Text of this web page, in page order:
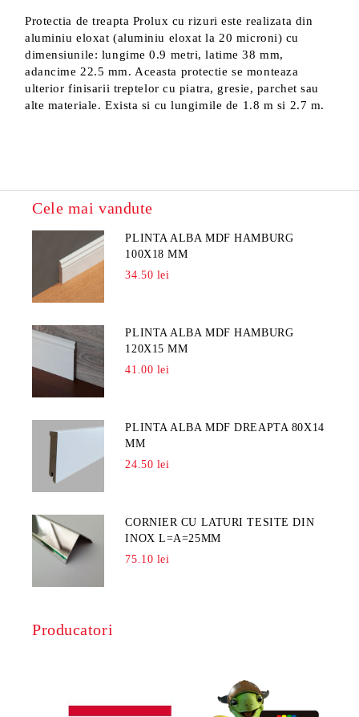
Protectia de treapta Prolux cu rizuri este realizata din
aluminiu eloxat (aluminiu eloxat la 20 microni) cu
dimensiunile: lungime 0.9 metri, latime 38 mm,
adancime 22.5 mm. Aceasta protectie se monteaza
ulterior finisarii treptelor cu piatra, gresie, parchet sau
alte materiale. Exista si cu lungimile de 1.8 m si 2.7 m.
Cele mai vandute
PLINTA ALBA MDF HAMBURG
100X18 MM
34.50 lei
PLINTA ALBA MDF HAMBURG
120X15 MM
41.00 lei
PLINTA ALBA MDF DREAPTA 80X14
MM
24.50 lei
CORNIER CU LATURI TESITE DIN
INOX L=A=25MM
75.10 lei
Producatori